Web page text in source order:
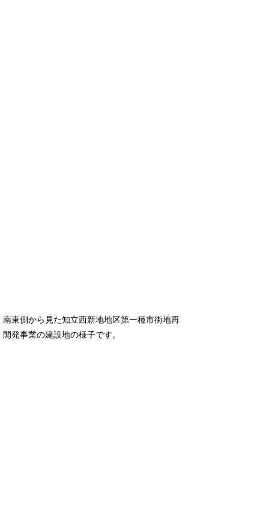
南東側から見た知立西新地地区第一種市街地再
開発事業の建設地の様子です。